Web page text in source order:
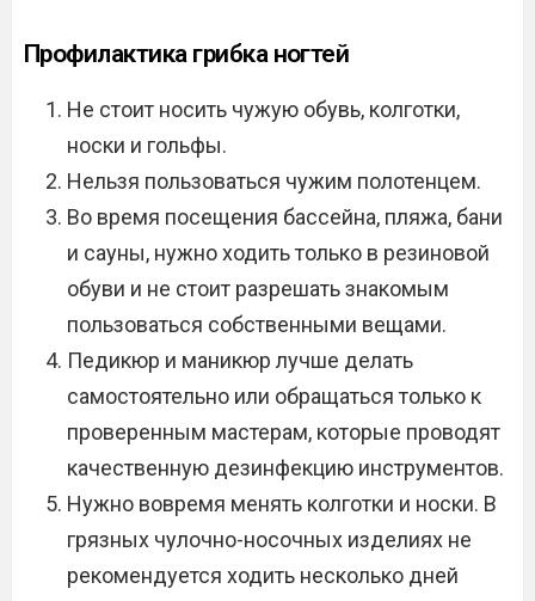
Профилактика грибка ногтей
Не стоит носить чужую обувь, колготки,
носки и гольфы.
Нельзя пользоваться чужим полотенцем.
Во время посещения бассейна, пляжа, бани
и сауны, нужно ходить только в резиновой
обуви и не стоит разрешать знакомым
пользоваться собственными вещами.
Педикюр и маникюр лучше делать
самостоятельно или обращаться только к
проверенным мастерам, которые проводят
качественную дезинфекцию инструментов.
Нужно вовремя менять колготки и носки. В
грязных чулочно-носочных изделиях не
рекомендуется ходить несколько дней